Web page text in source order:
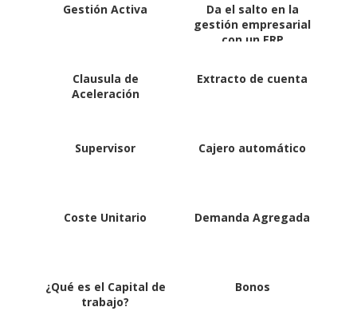
Gestión Activa
Da el salto en la
gestión empresarial
con un ERP
Clausula de
Aceleración
Extracto de cuenta
Supervisor Cajero automático
Coste Unitario Demanda Agregada
¿Qué es el Capital de
trabajo?
Bonos